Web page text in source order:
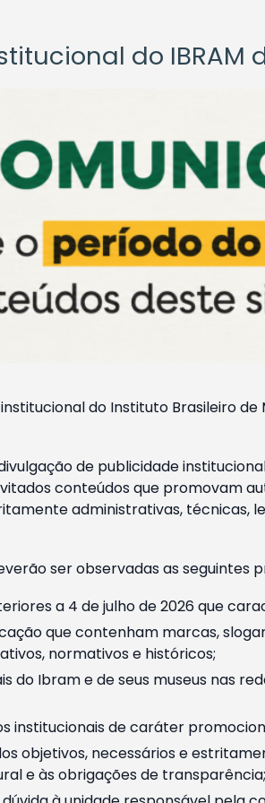
do IBRAM
do Instituto Brasileiro
de publicidade
conteúdos que promovam
administrativas, técnicas,
ser observadas as seguintes
a 4 de julho de 2026 que
que contenham marcas,
normativos e históricos;
Ibram e de seus museus nas
institucionais de caráter
objetivos, necessários e
e às obrigações de transparência;